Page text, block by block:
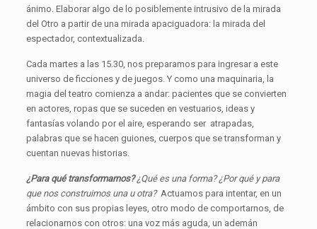
ánimo. Elaborar algo de lo posiblemente intrusivo de la mirada
del Otro a partir de una mirada apaciguadora: la mirada del
espectador, contextualizada.
Cada martes a las 15.30, nos preparamos para ingresar a este
universo de ficciones y de juegos. Y como una maquinaria, la
magia del teatro comienza a andar: pacientes que se convierten
en actores, ropas que se suceden en vestuarios, ideas y
fantasías volando por el aire, esperando ser atrapadas,
palabras que se hacen guiones, cuerpos que se transforman y
cuentan nuevas historias.
¿Para qué transformarnos?¿Qué es una forma? ¿Por qué y para
que nos construimos una u otra?Actuamos para intentar, en un
ámbito con sus propias leyes, otro modo de comportarnos, de
relacionarnos con otros: una voz más aguda, un ademán